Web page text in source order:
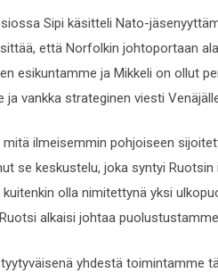
Sipi käsitteli Nato-
että Norfolkin johtoportaan
esikuntamme ja Mikkeli on ollut
vankka strateginen viesti
ilmeisemmin pohjoiseen
se keskustelu, joka syntyi
olla nimitettynä yksi
alkaisi johtaa
yhdestä toimintamme